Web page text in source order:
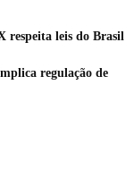
respeita leis do Brasil
regulação de